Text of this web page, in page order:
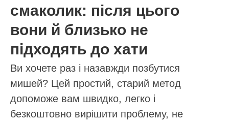
смаколик: після цього
вони й близько не
підходять до хати
Ви хочете раз і назавжди позбутися
мишей? Цей простий, старий метод
допоможе вам швидко, легко і
безкоштовно вирішити проблему, не